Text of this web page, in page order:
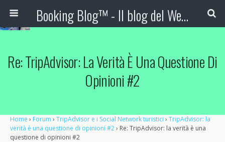
Booking Blog™ - Il blog del Web Marketing Turistico
Re: TripAdvisor: La Verità È Una Questione Di
Opinioni #2
Home › Forum › TripAdvisor e i Social Network turistici › TripAdvisor: la
verità è una questione di opinioni #2› Re: TripAdvisor: la verità è una
questione di opinioni #2